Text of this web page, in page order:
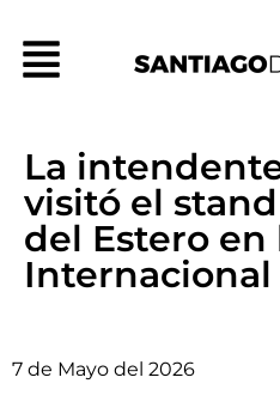
contenido
Menú
La
visitó el
del Estero en
7 de Mayo del 2026